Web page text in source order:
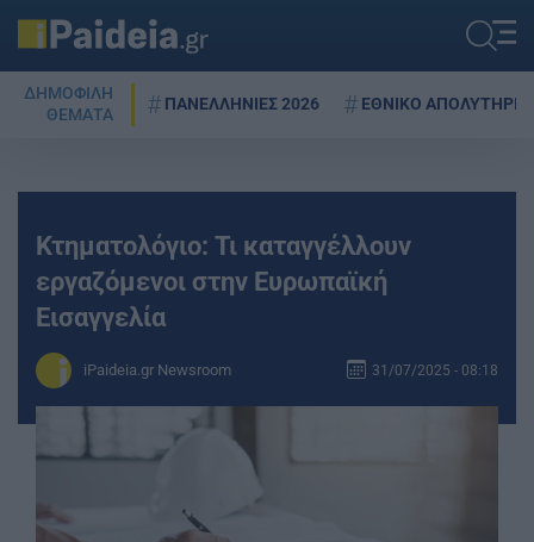
ΔΗΜΟΦΙΛΗ
ΘΕΜΑΤΑ
ΠΑΝΕΛΛΗΝΙΕΣ 2026 ΕΘΝΙΚΟ ΑΠΟΛΥΤΗΡΙΟ
Κτηματολόγιο: Τι καταγγέλλουν
εργαζόμενοι στην Ευρωπαϊκή
Εισαγγελία
iPaideia.gr Newsroom 31/07/2025 - 08:18